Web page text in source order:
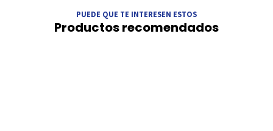
PUEDE QUE TE INTERESEN ESTOS
Productos recomendados